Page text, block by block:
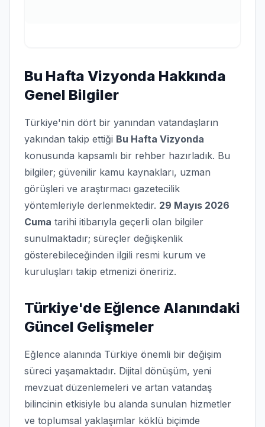
Bu Hafta Vizyonda Hakkında
Genel Bilgiler
Türkiye'nin dört bir yanından vatandaşların
yakından takip ettiği Bu Hafta Vizyonda
konusunda kapsamlı bir rehber hazırladık. Bu
bilgiler; güvenilir kamu kaynakları, uzman
görüşleri ve araştırmacı gazetecilik
yöntemleriyle derlenmektedir. 29 Mayıs 2026
Cuma tarihi itibarıyla geçerli olan bilgiler
sunulmaktadır; süreçler değişkenlik
gösterebileceğinden ilgili resmi kurum ve
kuruluşları takip etmenizi öneririz.
Türkiye'de Eğlence Alanındaki
Güncel Gelişmeler
Eğlence alanında Türkiye önemli bir değişim
süreci yaşamaktadır. Dijital dönüşüm, yeni
mevzuat düzenlemeleri ve artan vatandaş
bilincinin etkisiyle bu alanda sunulan hizmetler
ve toplumsal yaklaşımlar köklü biçimde